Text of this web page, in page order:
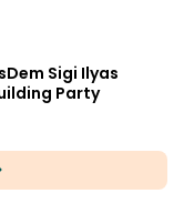
Sigi Ilyas
Party